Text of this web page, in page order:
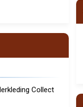
Collect